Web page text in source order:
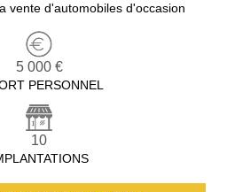
vente d'automobiles d'occasion
5 000 €
PERSONNEL
10